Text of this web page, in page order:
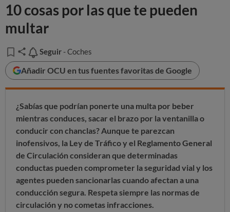
10 cosas por las que te pueden
multar
Seguir
Seguir - Coches
Añadir OCU en tus fuentes favoritas de Google
¿Sabías que podrían ponerte una multa por beber
mientras conduces, sacar el brazo por la ventanilla o
conducir con chanclas? Aunque te parezcan
inofensivos, la Ley de Tráfico y el Reglamento General
de Circulación consideran que determinadas
conductas pueden comprometer la seguridad vial y los
agentes pueden sancionarlas cuando afectan a una
conducción segura. Respeta siempre las normas de
circulación y no cometas infracciones.